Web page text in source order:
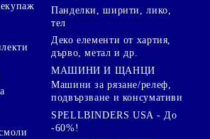
Панделки, ширити, лико,
тел
Деко елементи от хартия,
дърво, метал и др.
МАШИНИ И ЩАНЦИ
Машини за рязане/релеф,
подвързване и консумативи
SPELLBINDERS USA - До
-60%!